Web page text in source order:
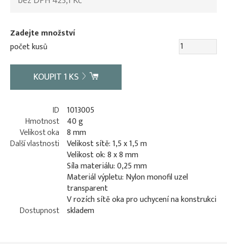
Zadejte množství
počet kusů
KOUPIT1 KS
ID 1013005
Hmotnost 40 g
Velikost oka 8 mm
Další vlastnosti Velikost sítě: 1,5 x 1,5 m
Velikost ok: 8 x 8 mm
Síla materiálu: 0,25 mm
Materiál výpletu: Nylon monofil uzel
transparent
V rozích sítě oka pro uchycení na konstrukci
Dostupnost skladem